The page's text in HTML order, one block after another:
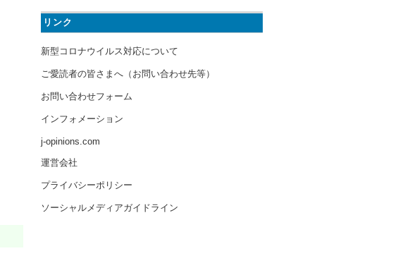
リンク
新型コロナウイルス対応について
ご愛読者の皆さまへ（お問い合わせ先等）
お問い合わせフォーム
インフォメーション
j-opinions.com
運営会社
プライバシーポリシー
ソーシャルメディアガイドライン